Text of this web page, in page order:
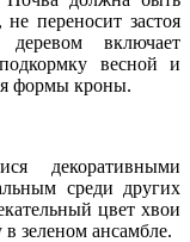
переносит застоя
включает
весной и
формы кроны.
декоративными
среди других
цвет хвои
зеленом ансамбле.